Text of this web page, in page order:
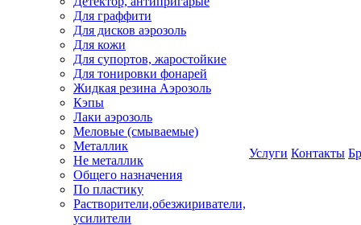
Для граффити
Для дисков аэрозоль
Для кожи
Для супортов, жаростойкие
Для тонировки фонарей
Жидкая резина Аэрозоль
Кэпы
Лаки аэрозоль
Меловые (смываемые)
Металлик
Не металлик
Общего назначения
По пластику
Растворители,обезжириватели,
усилители
Услуги Контакты